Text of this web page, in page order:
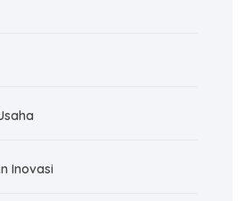
Inovasi